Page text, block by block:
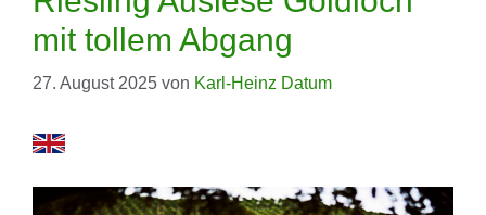
mit tollem Abgang
27. August 2025 von Karl-Heinz Datum